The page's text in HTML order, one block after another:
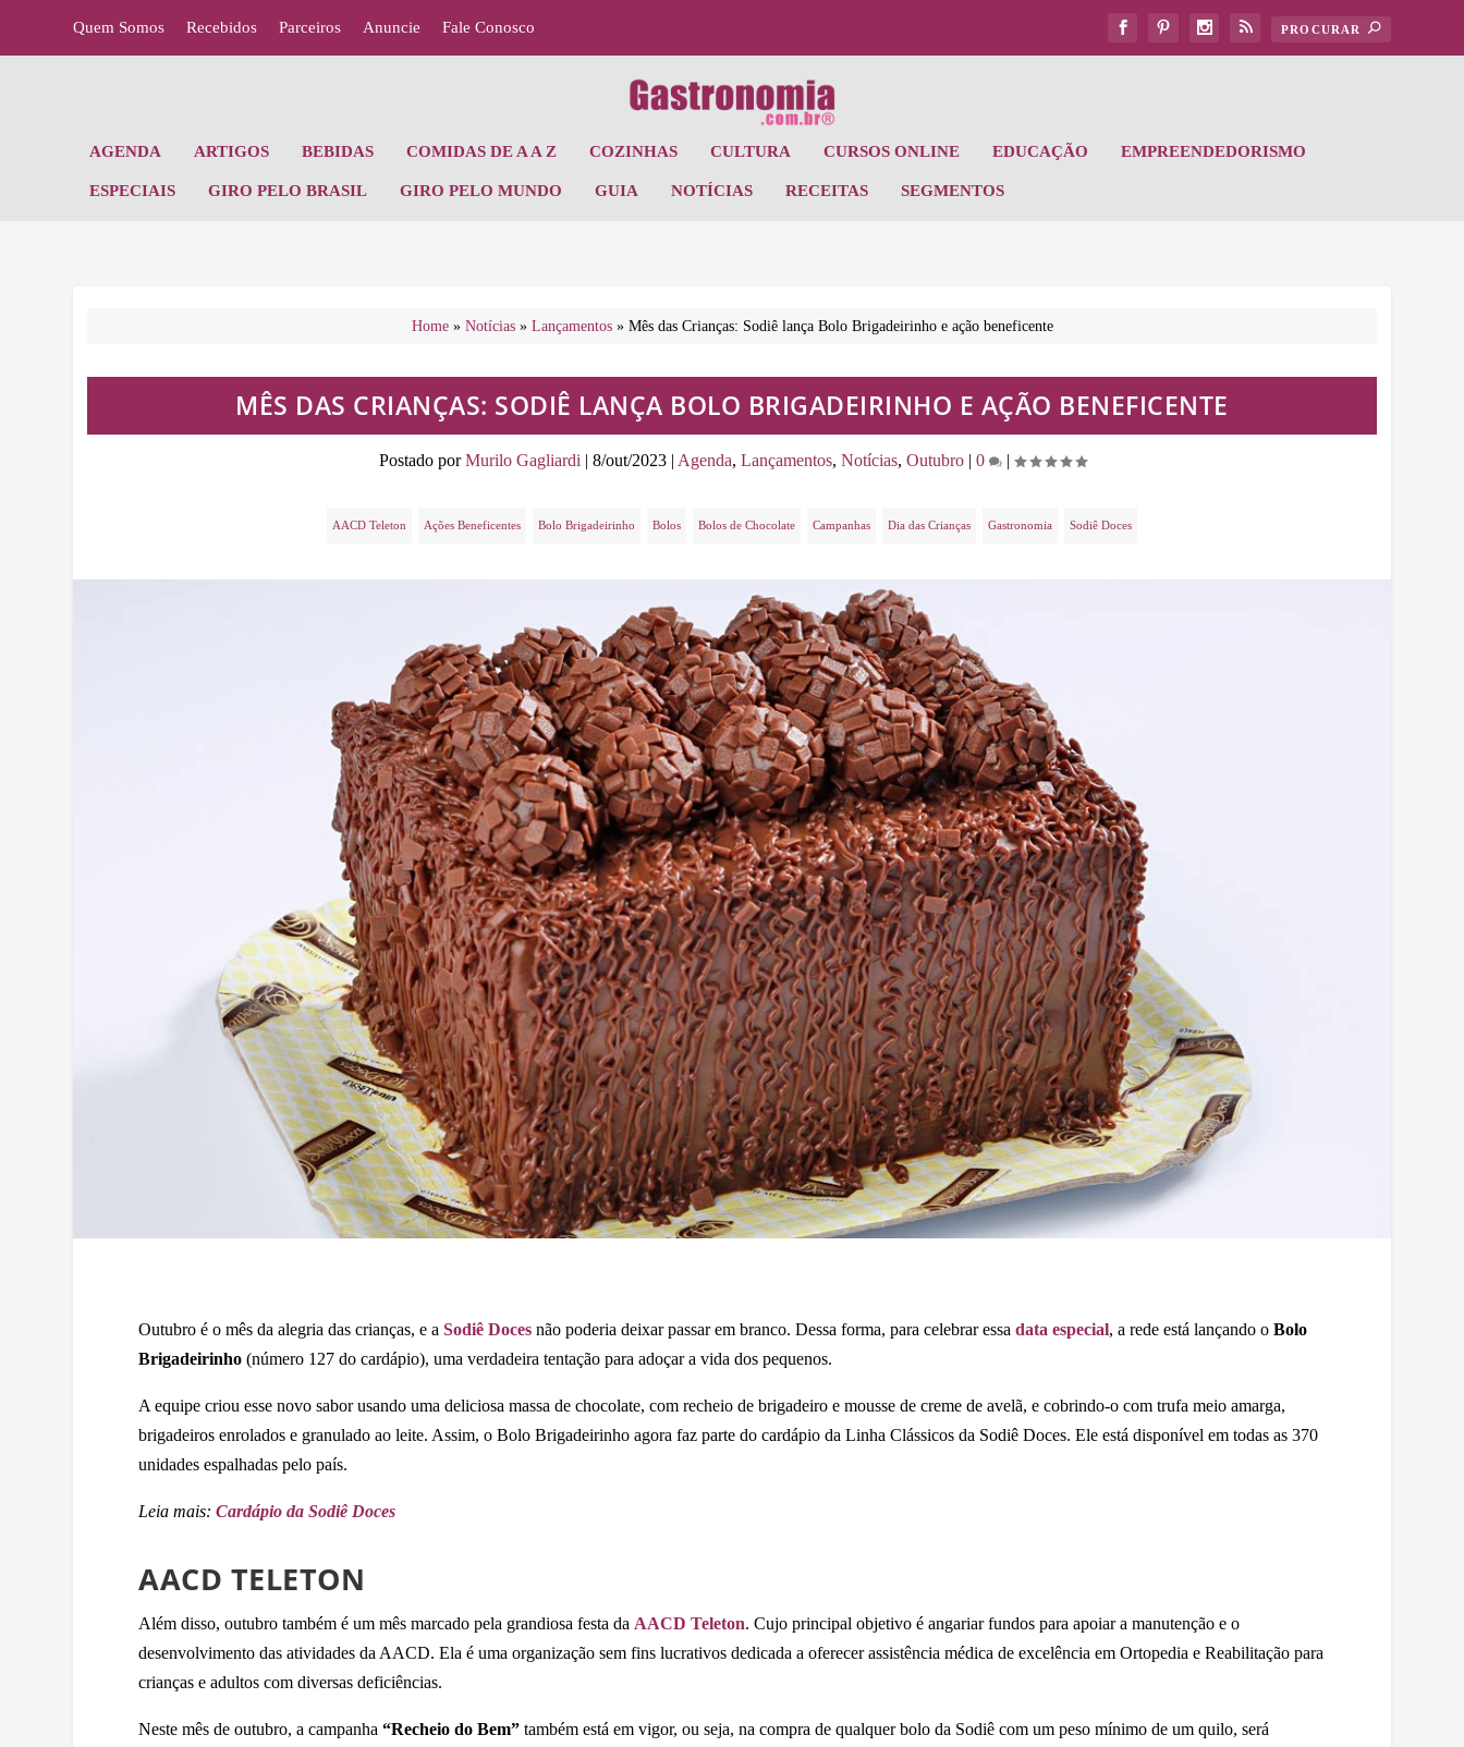
Quem Somos Recebidos Parceiros Anuncie Fale Conosco
AGENDA ARTIGOS BEBIDAS COMIDAS DE A A Z COZINHAS CULTURA CURSOS ONLINE EDUCAÇÃO EMPREENDEDORISMO
ESPECIAIS GIRO PELO BRASIL GIRO PELO MUNDO GUIA NOTÍCIAS RECEITAS SEGMENTOS
Home» Notícias» Lançamentos» Mês das Crianças: Sodiê lança Bolo Brigadeirinho e ação beneficente
MÊS DAS CRIANÇAS: SODIÊ LANÇA BOLO BRIGADEIRINHO E AÇÃO BENEFICENTE
Postado porMurilo Gagliardi | 8/out/2023| Agenda, Lançamentos, Notícias, Outubro| 0 |
AACD Teleton Ações Beneficentes Bolo Brigadeirinho Bolos Bolos de Chocolate Campanhas Dia das Crianças Gastronomia Sodiê Doces
Outubro é o mês da alegria das crianças, e aSodiê Doces não poderia deixar passar em branco. Dessa forma, para celebrar essadata especial, a rede está lançando oBolo
Brigadeirinho (número 127 do cardápio), uma verdadeira tentação para adoçar a vida dos pequenos.
A equipe criou esse novo sabor usando uma deliciosa massa de chocolate, com recheio de brigadeiro e mousse de creme de avelã, e cobrindo-o com trufa meio amarga,
brigadeiros enrolados e granulado ao leite. Assim, o Bolo Brigadeirinho agora faz parte do cardápio da Linha Clássicos da Sodiê Doces. Ele está disponível em todas as 370
unidades espalhadas pelo país.
Leia mais:Cardápio da Sodiê Doces
AACD TELETON
Além disso, outubro também é um mês marcado pela grandiosa festa da AACD Teleton. Cujo principal objetivo é angariar fundos para apoiar a manutenção e o
desenvolvimento das atividades da AACD. Ela é uma organização sem fins lucrativos dedicada a oferecer assistência médica de excelência em Ortopedia e Reabilitação para
crianças e adultos com diversas deficiências.
Neste mês de outubro, a campanha“Recheio do Bem” também está em vigor, ou seja, na compra de qualquer bolo da Sodiê com um peso mínimo de um quilo, será